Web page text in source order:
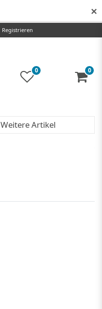
Registrieren
0 0
Weitere Artikel
✕